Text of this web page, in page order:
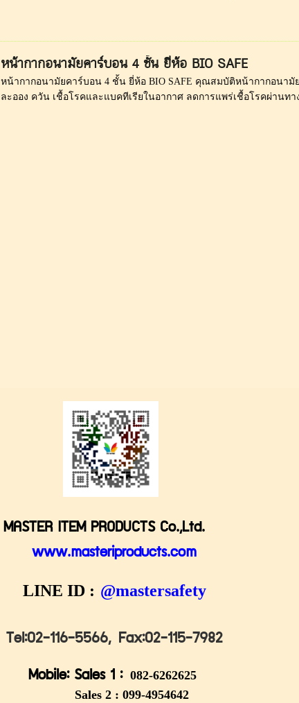
หน้ากากอนามัยคาร์บอน 4 ชั้น ยี่ห้อ BIO SAFE
หน้ากากอนามัยคาร์บอน 4 ชั้น ยี่ห้อ BIO SAFE คุณสมบัติหน้ากากอนามั
ละออง ควัน เชื้อโรคและแบคทีเรียในอากาศ ลดการแพร่เชื้อโรคผ่านทาง
MASTER ITEM PRODUCTS Co.,Ltd.
www.masteriproducts.com
LINE ID : @mastersafety
Tel:02-116-5566, Fax:02-115-7982
Mobile: Sales 1 : 082-6262625
Sales 2 : 099-4954642